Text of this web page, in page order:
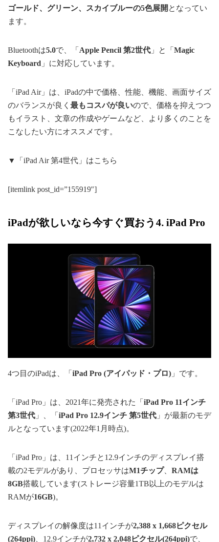
ゴールド、グリーン、スカイブルーの5色展開 となってい
ます。
Bluetoothは5.0で、「 Apple Pencil 第2世代 」と「 Magic
Keyboard 」に対応しています。
「iPad Air」は、iPadの中で価格、性能、機能、画面サイズ
のバランスが良く 最もコスパが良いので、価格を抑えつつ
もイラスト、文章の作成やゲームなど、より多くのことを
こなしたい方にオススメです。
▼「iPad Air 第4世代」はこちら
[itemlink post_id=”155919″]
iPadが欲しいなら今すぐ買おう4. iPad Pro
4つ目のiPadは、「 iPad Pro (アイパッド・プロ) 」です。
「iPad Pro」は、2021年に発売された「 iPad Pro 11インチ
第3世代 」、「 iPad Pro 12.9インチ 第5世代 」が最新のモデ
ルとなっています(2022年1月時点)。
「iPad Pro」は、11インチと12.9インチのディスプレイ搭
載の2モデルがあり、プロセッサはM1チップ、 RAMは
8GB搭載しています(ストレージ容量1TB以上のモデルは
RAMが16GB)。
ディスプレイの解像度は11インチが2,388 x 1,668ピクセル
(264ppi) 、12.9インチが2,732 x 2,048ピクセル(264ppi)で、